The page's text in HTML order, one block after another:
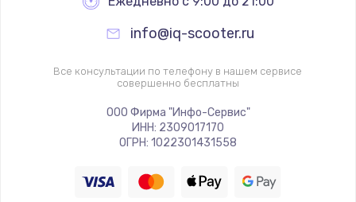
info@iq-scooter.ru
Все консультации по телефону в нашем сервисе
совершенно бесплатны
ООО Фирма "Инфо-Сервис"
ИНН: 2309017170
ОГРН: 1022301431558